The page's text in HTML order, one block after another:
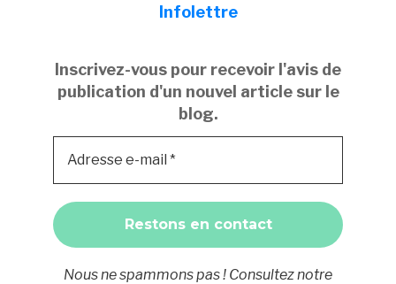
Infolettre
Inscrivez-vous pour recevoir l'avis de
publication d'un nouvel article sur le
blog.
Nous ne spammons pas ! Consultez notre